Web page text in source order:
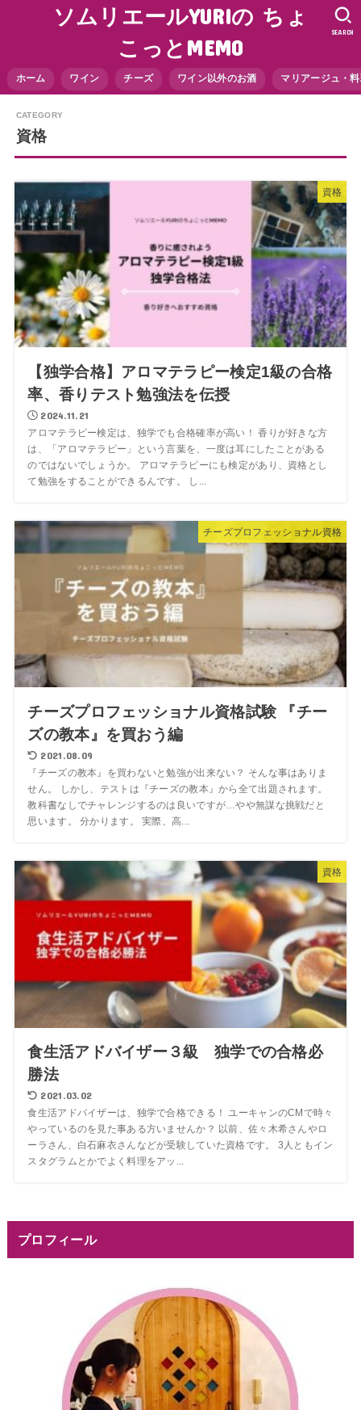
ソムリエールYURIの ちょ
こっとMEMO
ホーム ワイン チーズ ワイン以外のお酒 マリアージュ・
SEARCH
資格
資格
【独学合格】アロマテラピー検定1級の合格
率、香りテスト勉強法を伝授
2024.11.21
アロマテラピー検定は、独学でも合格確率が高い！ 香りが好きな方
は、「アロマテラピー」という言葉を、一度は耳にしたことがある
のではないでしょうか。 アロマテラピーにも検定があり、資格とし
て勉強をすることができるんです。 し...
チーズプロフェッショナル資格
チーズプロフェッショナル資格試験 『チー
ズの教本』を買おう編
2021.08.09
『チーズの教本』を買わないと勉強が出来ない？ そんな事はありま
せん。 しかし、テストは『チーズの教本』から全て出題されます。
教科書なしでチャレンジするのは良いですが…やや無謀な挑戦だと
思います。 分かります。 実際、高...
資格
食生活アドバイザー３級 独学での合格必
勝法
2021.03.02
食生活アドバイザーは、独学で合格できる！ ユーキャンのCMで時々
やっているのを見た事ある方いませんか？ 以前、佐々木希さんやロ
ーラさん、白石麻衣さんなどが受験していた資格です。 3人ともイン
スタグラムとかでよく料理をアッ...
プロフィール